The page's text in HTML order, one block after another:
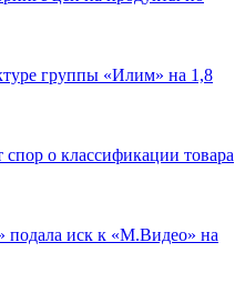
группы «Илим» на 1,8
о классификации товара
подала иск к «М.Видео» на